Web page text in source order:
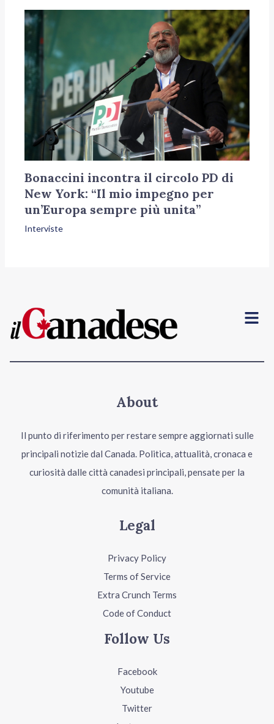
Bonaccini incontra il circolo PD di
New York: “Il mio impegno per
un’Europa sempre più unita”
Interviste
Menu
About
Il punto di riferimento per restare sempre aggiornati sulle
principali notizie dal Canada. Politica, attualità, cronaca e
curiosità dalle città canadesi principali, pensate per la
comunità italiana.
Legal
Privacy Policy
Terms of Service
Extra Crunch Terms
Code of Conduct
Follow Us
Facebook
Youtube
Twitter